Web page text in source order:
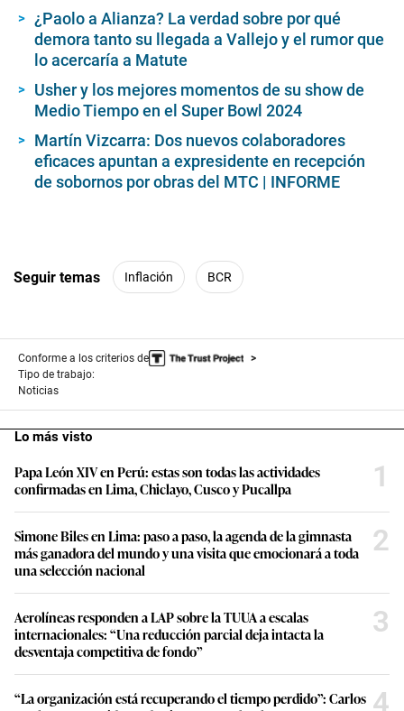
¿Paolo a Alianza? La verdad sobre por qué
demora tanto su llegada a Vallejo y el rumor que
lo acercaría a Matute
Usher y los mejores momentos de su show de
Medio Tiempo en el Super Bowl 2024
Martín Vizcarra: Dos nuevos colaboradores
eficaces apuntan a expresidente en recepción
de sobornos por obras del MTC | INFORME
Seguir temas Inflación BCR
Conforme a los criterios de
Tipo de trabajo:
Noticias
Lo más visto
Papa León XIV en Perú: estas son todas las actividades
confirmadas en Lima, Chiclayo, Cusco y Pucallpa
1
Simone Biles en Lima: paso a paso, la agenda de la gimnasta
más ganadora del mundo y una visita que emocionará a toda
una selección nacional
2
Aerolíneas responden a LAP sobre la TUUA a escalas
internacionales: “Una reducción parcial deja intacta la
desventaja competitiva de fondo”
3
“La organización está recuperando el tiempo perdido”: Carlos 4